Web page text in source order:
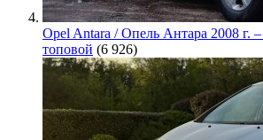
Opel Antara / Опель Антара 2008 г.
топовой (6 926)